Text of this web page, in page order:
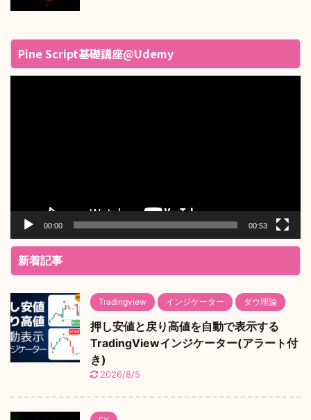
Pine Script基礎講座@Udemy
00:00 00:53
新着記事
Tradingview インジケーター ダウ理論
押し安値と戻り高値を自動で表示する
TradingViewインジケーター(アラート付
き)
2026/8/5